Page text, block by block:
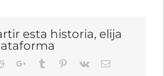
esta historia, elija
RedditGoogle+Tumblr Pinterest
Vk Email